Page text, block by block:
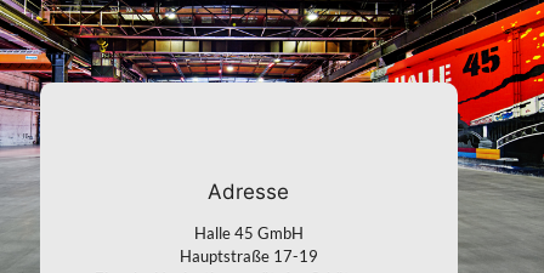
Adresse
Halle 45 GmbH
Hauptstraße 17-19